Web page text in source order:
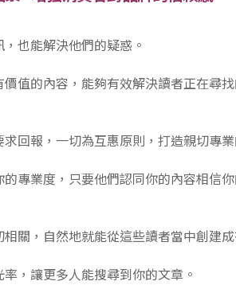
也能解決他們的疑惑。
值的內容，能夠有效解決讀者正在尋
回報，一切為互惠原則，打造親切專業
專業度，只要他們認同你的內容相信
關，自然地就能從這些讀者當中創建
，讓更多人能搜尋到你的文章。